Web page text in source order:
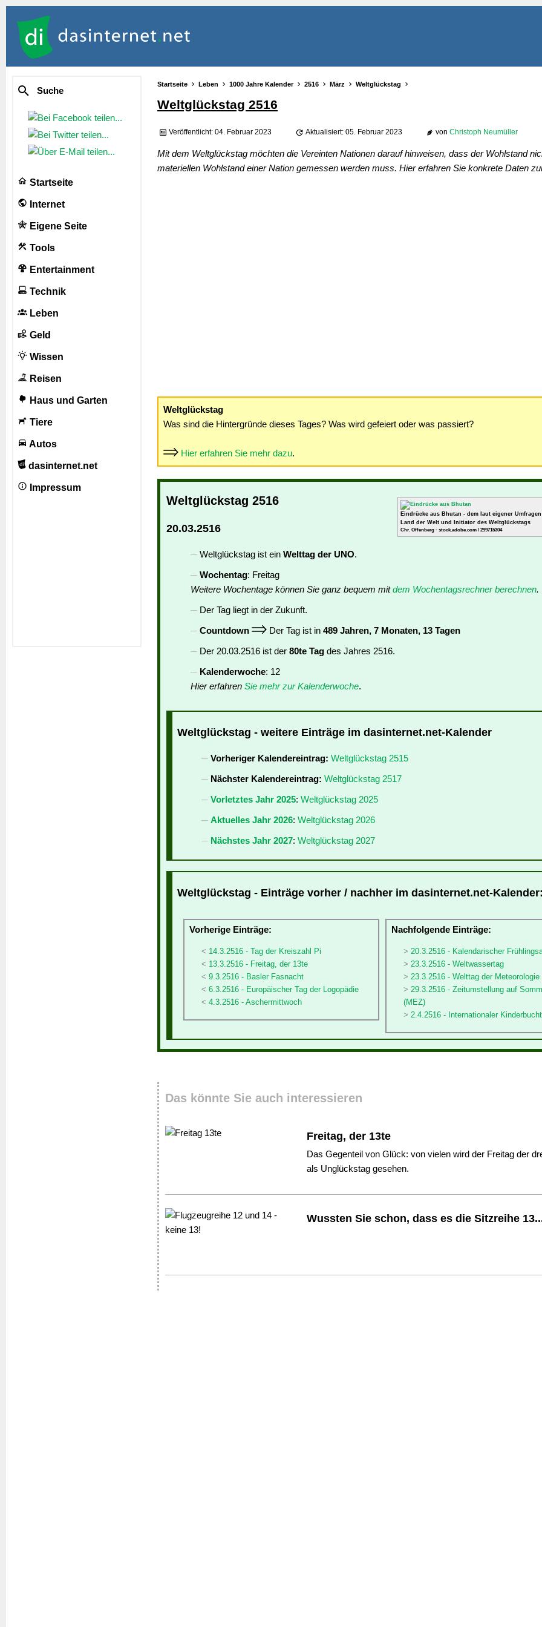
Suche
Startseite
Internet
Eigene Seite
Tools
Entertainment
Technik
Leben
Geld
Wissen
Reisen
Haus und Garten
Tiere
Autos
dasinternet.net
Impressum
Startseite Leben 1000 Jahre Kalender 2516 März Weltglückstag
Weltglückstag 2516
Veröffentlicht: 04. Februar 2023 Aktualisiert: 05. Februar 2023 von Christoph Neumüller
Mit dem Weltglückstag möchten die Vereinten Nationen darauf hinweisen, dass der Wohlstand
materiellen Wohlstand einer Nation gemessen werden muss. Hier erfahren Sie konkrete Daten
Weltglückstag
Was sind die Hintergründe dieses Tages? Was wird gefeiert oder was passiert?
Hier erfahren Sie mehr dazu.
Eindrücke aus Bhutan - dem laut eigener
Land der Welt und Initiator des Weltglückstags
Chr. Offenberg - stock.adobe.com / 299715304
Weltglückstag 2516
20.03.2516
Weltglückstag ist ein Welttag der UNO.
Wochentag: Freitag
Weitere Wochentage können Sie ganz bequem mitdem Wochentagsrechner berechnen.
Der Tag liegt in der Zukunft.
Countdown
Der Tag ist in 489 Jahren, 7 Monaten, 13 Tagen
Der 20.03.2516 ist der 80te Tag des Jahres 2516.
Kalenderwoche: 12
Hier erfahren Sie mehr zur Kalenderwoche.
Weltglückstag - weitere Einträge im dasinternet.net-Kalender
Vorheriger Kalendereintrag: Weltglückstag 2515
Nächster Kalendereintrag: Weltglückstag 2517
Vorletztes Jahr 2025: Weltglückstag 2025
Aktuelles Jahr 2026: Weltglückstag 2026
Nächstes Jahr 2027: Weltglückstag 2027
Weltglückstag - Einträge vorher / nachher im dasinternet.net-Kalender:
Vorherige Einträge:
14.3.2516 - Tag der Kreiszahl Pi
13.3.2516 - Freitag, der 13te
9.3.2516 - Basler Fasnacht
6.3.2516 - Europäischer Tag der Logopädie
4.3.2516 - Aschermittwoch
Nachfolgende Einträge:
20.3.2516 - Kalendarischer
23.3.2516 - Weltwassertag
23.3.2516 - Welttag der Meteorologie
29.3.2516 - Zeitumstellung auf
(MEZ)
2.4.2516 - Internationaler
Das könnte Sie auch interessieren
Freitag, der 13te
Das Gegenteil von Glück: von vielen wird der Freitag der
als Unglückstag gesehen.
Wussten Sie schon, dass es die Sitzreihe